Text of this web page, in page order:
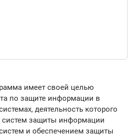
имеет своей целью
по защите информации в
деятельность которого
систем защиты информации
и обеспечением защиты